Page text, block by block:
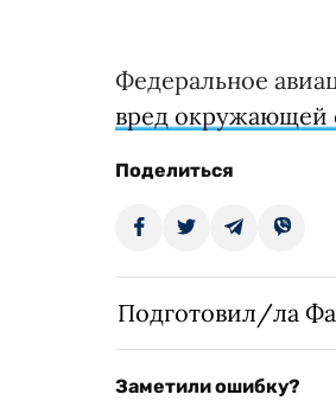
Федеральное
вред окружающей
Поделиться
Подготовил/ла
Заметили ошибку?